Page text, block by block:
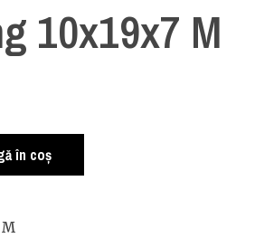
10x19x7 M
în coș